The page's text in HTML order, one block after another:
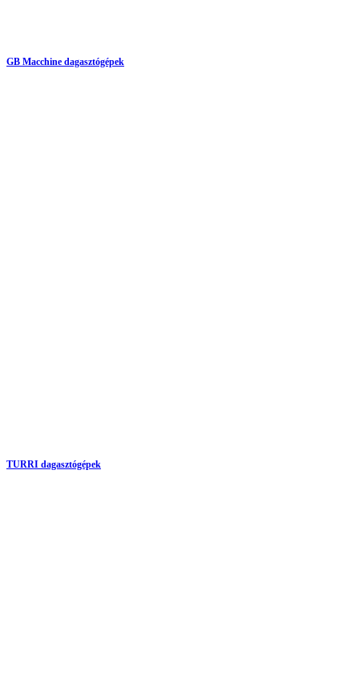
GB Macchine dagasztógépek
TURRI dagasztógépek